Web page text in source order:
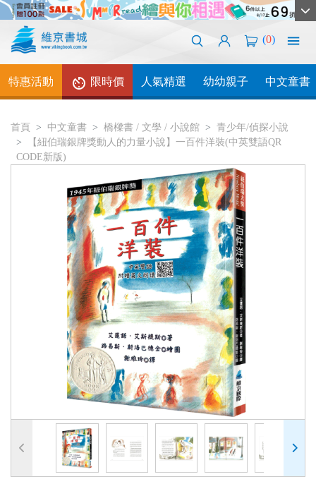
(0)
特惠活動 限時價 人氣精選 幼幼親子 中文童書
首頁 中文童書 橋樑書 / 文學 / 小說館
青少年/偵探小說
【紐伯瑞銀牌獎動人的力量小說】一百件洋裝(中英雙語QR
CODE新版)